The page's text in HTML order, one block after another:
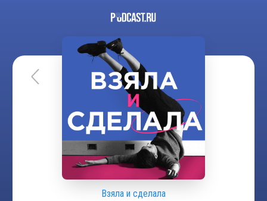
Взяла и сделала